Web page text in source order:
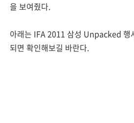
을 보여줬다.
아래는 IFA 2011 삼성 Unpacked 행
되면 확인해보길 바란다.